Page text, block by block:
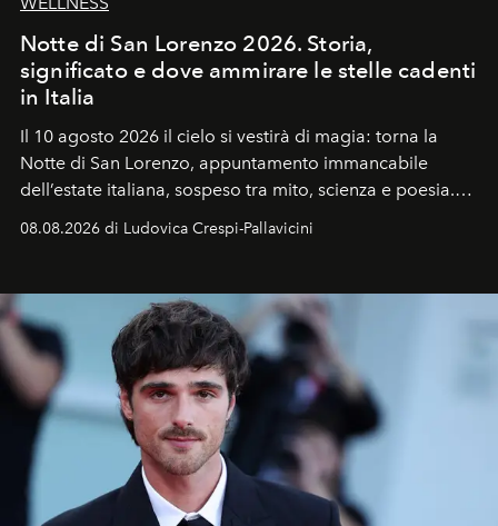
Notte di San Lorenzo 2026. Storia,
significato e dove ammirare le stelle cadenti
in Italia
Il 10 agosto 2026 il cielo si vestirà di magia: torna la
Notte di San Lorenzo, appuntamento immancabile
dell’estate italiana, sospeso tra mito, scienza e poesia.
Sarà il momento in cui gli occhi si alzano verso la volta
celeste per seguire il passaggio delle
all’universo i desideri più segreti
08.08.2026 di Ludovica Crespi-Pallavicini